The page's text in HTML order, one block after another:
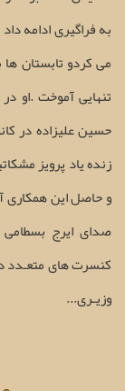
به فراگیری ادامه
می کردو تابستان
تنهایی آموخت .او
زنده یاد پرويز
و حاصل اين همکاری
صدای ايرج بسطامی
وزيـری...